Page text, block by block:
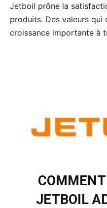
Jetboil prône la
produits. Des valeurs qui
croissance importante à
JETBOIL